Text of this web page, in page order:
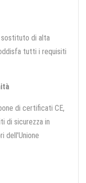
sostituto di alta
tutti i requisiti
di certificati CE,
di sicurezza in
dell'Unione